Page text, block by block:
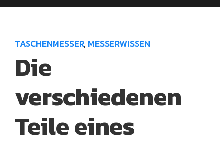
TASCHENMESSER,MESSERWISSEN
Die
verschiedenen
Teile eines